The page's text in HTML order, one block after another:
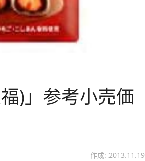
)」参考小売価
作成: 2013.11.19